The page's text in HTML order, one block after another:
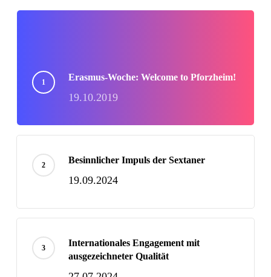
Erasmus-Woche: Welcome to Pforzheim!
19.10.2019
Besinnlicher Impuls der Sextaner
19.09.2024
Internationales Engagement mit
ausgezeichneter Qualität